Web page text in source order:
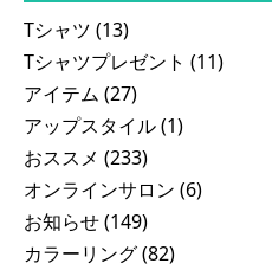
Tシャツ (13)
Tシャツプレゼント (11)
アイテム (27)
アップスタイル(1)
おススメ (233)
オンラインサロン (6)
お知らせ(149)
カラーリング(82)